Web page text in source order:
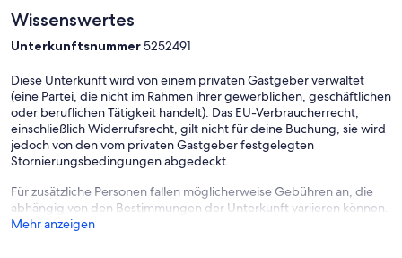
Wissenswertes
Unterkunftsnummer5252491
Diese Unterkunft wird von einem privaten Gastgeber verwaltet
(eine Partei, die nicht im Rahmen ihrer gewerblichen, geschäftlichen
oder beruflichen Tätigkeit handelt). Das EU-Verbraucherrecht,
einschließlich Widerrufsrecht, gilt nicht für deine Buchung, sie wird
jedoch von den vom privaten Gastgeber festgelegten
Stornierungsbedingungen abgedeckt.
Für zusätzliche Personen fallen möglicherweise Gebühren an, die
abhängig von den Bestimmungen der Unterkunft variieren können.
Mehr anzeigen